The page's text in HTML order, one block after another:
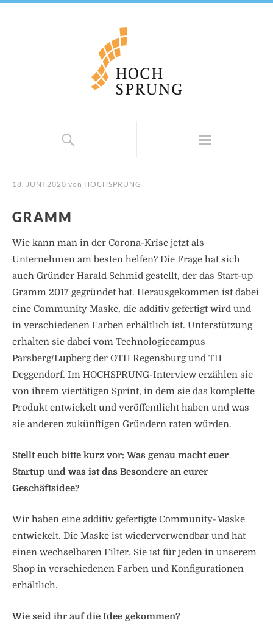
18. JUNI 2020 von HOCHSPRUNG
GRAMM
Wie kann man in der Corona-Krise jetzt als
Unternehmen am besten helfen? Die Frage hat sich
auch Gründer Harald Schmid gestellt, der das Start-up
Gramm 2017 gegründet hat. Herausgekommen ist dabei
eine Community Maske, die additiv gefertigt wird und
in verschiedenen Farben erhältlich ist. Unterstützung
erhalten sie dabei vom Technologiecampus
Parsberg/Lupberg der OTH Regensburg und TH
Deggendorf. Im HOCHSPRUNG-Interview erzählen sie
von ihrem viertätigen Sprint, in dem sie das komplette
Produkt entwickelt und veröffentlicht haben und was
sie anderen zukünftigen Gründern raten würden.
Stellt euch bitte kurz vor: Was genau macht euer
Startup und was ist das Besondere an eurer
Geschäftsidee?
Wir haben eine additiv gefertigte Community-Maske
entwickelt. Die Maske ist wiederverwendbar und hat
einen wechselbaren Filter. Sie ist für jeden in unserem
Shop in verschiedenen Farben und Konfigurationen
erhältlich.
Wie seid ihr auf die Idee gekommen?